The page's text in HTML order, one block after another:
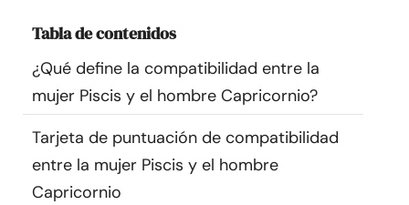
Comunidad
Encuentra un terapeuta
Idioma
Tabla de contenidos
¿Qué define la compatibilidad entre la
mujer Piscis y el hombre Capricornio?
Tarjeta de puntuación de compatibilidad
entre la mujer Piscis y el hombre
Capricornio